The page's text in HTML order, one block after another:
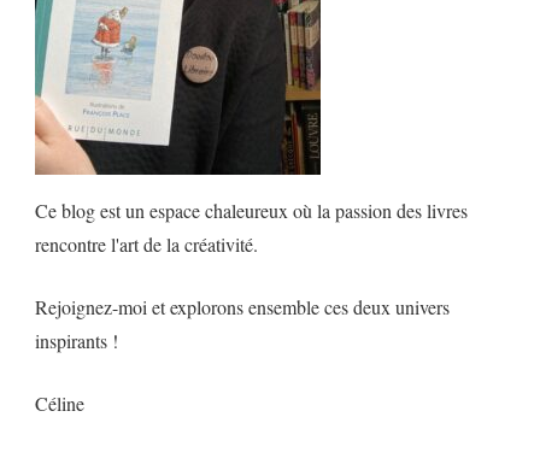
Ce blog est un espace chaleureux où la passion des livres
rencontre l'art de la créativité.
Rejoignez-moi et explorons ensemble ces deux univers
inspirants !
Céline